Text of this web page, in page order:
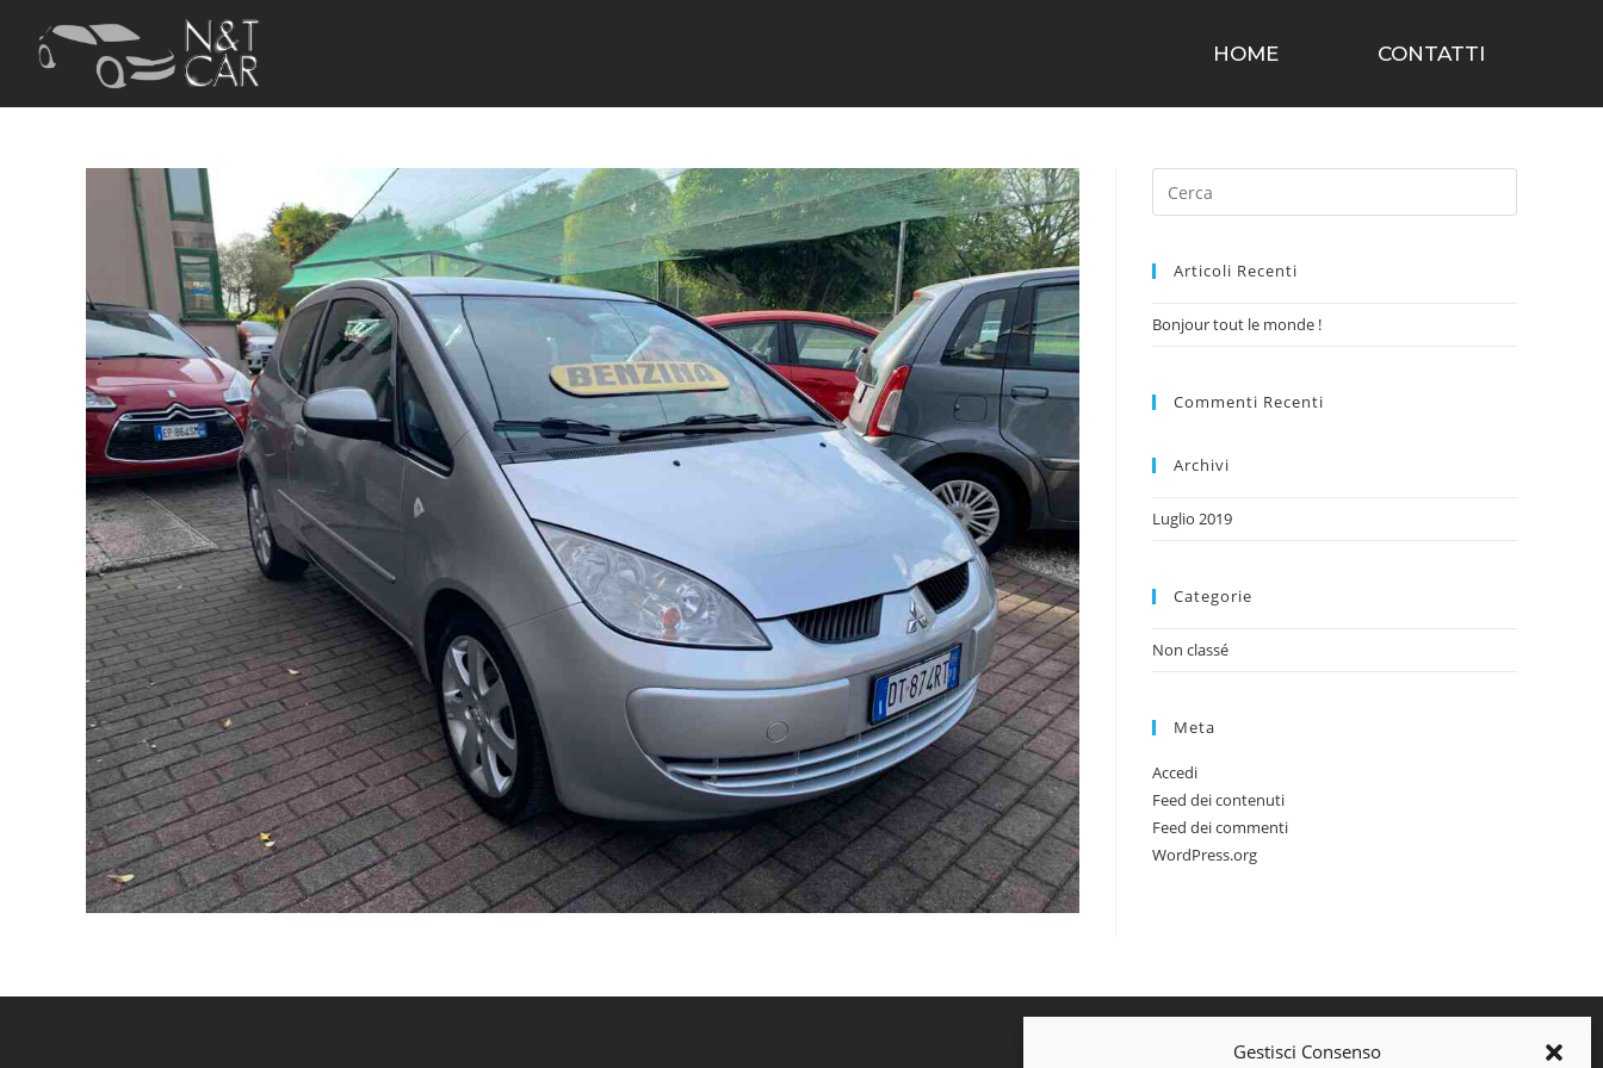
Gestisci Consenso
HOME CONTATTI
Articoli Recenti
Bonjour tout le monde !
Commenti Recenti
Archivi
Luglio 2019
Categorie
Non classé
Meta
Accedi
Feed dei contenuti
Feed dei commenti
WordPress.org